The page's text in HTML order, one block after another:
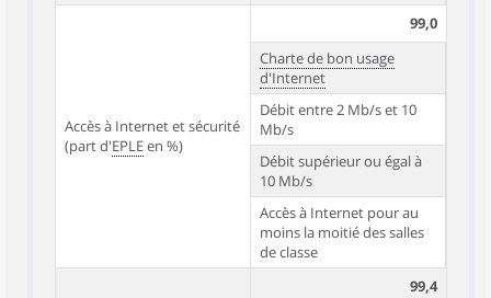
Accès à Internet et sécurité
(part d'EPLEen %)
99,0
Charte de bon usage
d'Internet
Débit entre 2 Mb/s et 10
Mb/s
Débit supérieur ou égal à
10 Mb/s
Accès à Internet pour au
moins la moitié des salles
de classe
99,4